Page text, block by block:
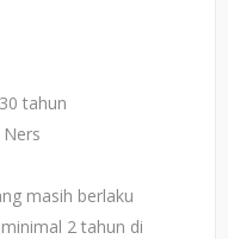
tahun
masih berlaku
2 tahun di